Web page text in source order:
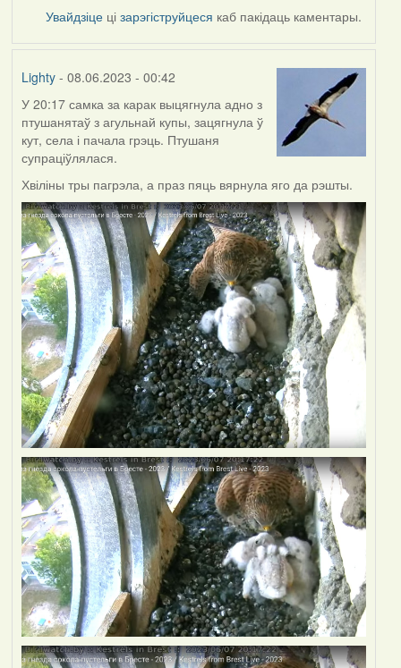
Увайдзіце цізарэгіструйцеся каб пакідаць каментары.
Lighty- 08.06.2023 - 00:42
У 20:17 самка за карак выцягнула адно з
птушанятаў з агульнай купы, зацягнула ў
кут, села і пачала грэць. Птушаня
супраціўлялася.
Хвіліны тры пагрэла, а праз пяць вярнула яго да рэшты.